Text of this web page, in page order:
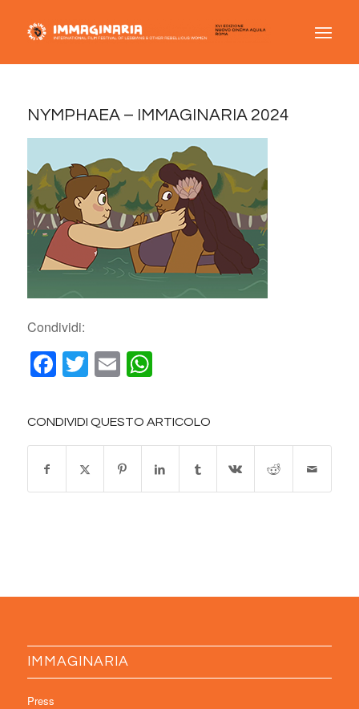
NYMPHAEA – IMMAGINARIA 2024
Condividi:
Facebook
Twitter
EmailWhatsApp
CONDIVIDI QUESTO ARTICOLO
IMMAGINARIA
Press